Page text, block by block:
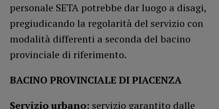
personale SETA potrebbe dar luogo a disagi,
pregiudicando la regolarità del servizio con
modalità differenti a seconda del bacino
provinciale di riferimento.
BACINO PROVINCIALE DI PIACENZA
Servizio urbano: servizio garantito dalle